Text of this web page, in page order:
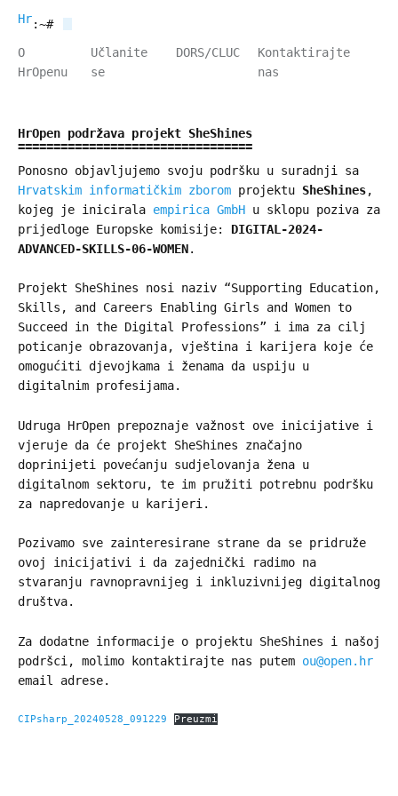
HrOpen
:~#
O
HrOpenu
Učlanite
se
DORS/CLUC
Kontaktirajte
nas
HrOpen podržava projekt SheShines
Ponosno objavljujemo svoju podršku u suradnji sa
Hrvatskim informatičkim zborom projektu SheShines,
kojeg je inicirala empirica GmbH u sklopu poziva za
prijedloge Europske komisije: DIGITAL-2024-
ADVANCED-SKILLS-06-WOMEN.
Projekt SheShines nosi naziv “Supporting Education,
Skills, and Careers Enabling Girls and Women to
Succeed in the Digital Professions” i ima za cilj
poticanje obrazovanja, vještina i karijera koje će
omogućiti djevojkama i ženama da uspiju u
digitalnim profesijama.
Udruga HrOpen prepoznaje važnost ove inicijative i
vjeruje da će projekt SheShines značajno
doprinijeti povećanju sudjelovanja žena u
digitalnom sektoru, te im pružiti potrebnu podršku
za napredovanje u karijeri.
Pozivamo sve zainteresirane strane da se pridruže
ovoj inicijativi i da zajednički radimo na
stvaranju ravnopravnijeg i inkluzivnijeg digitalnog
društva.
Za dodatne informacije o projektu SheShines i našoj
podršci, molimo kontaktirajte nas putem ou@open.hr
email adrese.
CIPsharp_20240528_091229 Preuzmi